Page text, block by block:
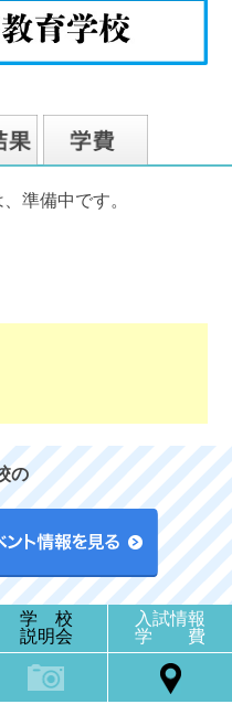
準備中です。
の
学 校
説明会
入試情報
学 費